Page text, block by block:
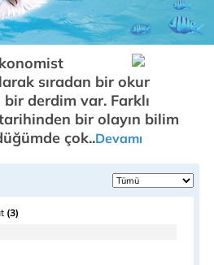
sıradan bir okur
derdim var. Farklı
bir olayın bilim
çok..Devamı
(3)